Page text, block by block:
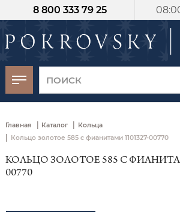
8 800 333 79 25
Главная | Каталог | Кольца
| Кольцо золотое 585 с фианитами 1101327-00770
КОЛЬЦО ЗОЛОТОЕ 585 С
00770
-30%
от 15 дней с
момента оплаты